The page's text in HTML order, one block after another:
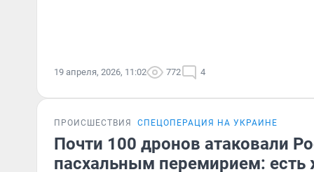
19 апреля, 2026, 11:02 772 4
ПРОИСШЕСТВИЯ СПЕЦОПЕРАЦИЯ НА УКРАИНЕ
Почти 100 дронов атаковали
пасхальным перемирием: